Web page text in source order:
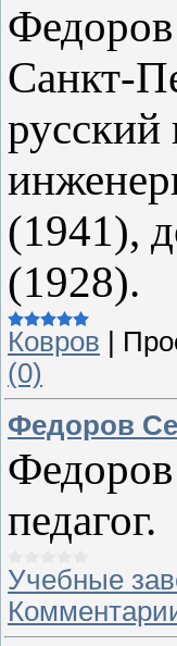
Санкт-
русский
(1941),
(1928).
Ковров
(0)
Федоров
педагог.
Учебные